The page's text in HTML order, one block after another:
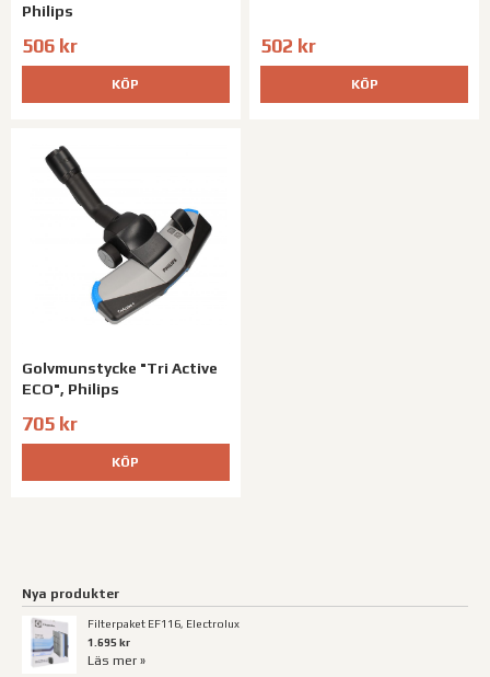
Philips
506 kr
KÖP
502 kr
KÖP
Golvmunstycke "Tri Active
ECO", Philips
705 kr
KÖP
Nya produkter
Filterpaket EF116, Electrolux
1.695 kr
Läs mer »